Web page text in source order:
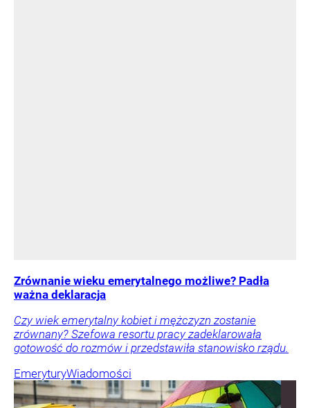
Zrównanie wieku emerytalnego możliwe? Padła
ważna deklaracja
Czy wiek emerytalny kobiet i mężczyzn zostanie
zrównany? Szefowa resortu pracy zadeklarowała
gotowość do rozmów i przedstawiła stanowisko rządu.
EmeryturyWiadomości